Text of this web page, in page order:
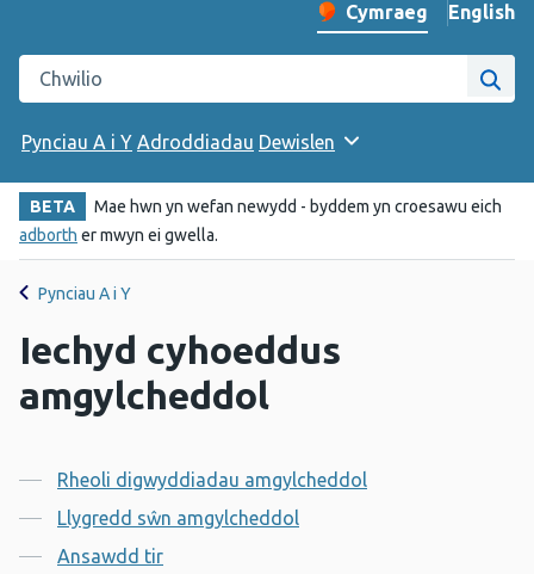
Newid iaith y wefan
Cymraeg English
–
Chwilio gwefan Iechyd Cyhoeddus Cymru
Pynciau A i Y Adroddiadau Dewislen
BETA
Mae hwn yn wefan newydd - byddem yn croesawu eich
adborth er mwyn ei gwella.
Pynciau A i Y
Iechyd cyhoeddus
amgylcheddol
Cynnwys
Rheoli digwyddiadau amgylcheddol
Llygredd sŵn amgylcheddol
Ansawdd tir